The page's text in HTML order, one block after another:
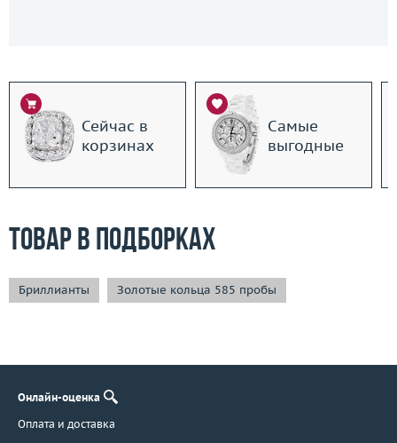
Сейчас в
корзинах
Самые
выгодные
Товар в подборках
Бриллианты Золотые кольца 585 пробы
Онлайн-оценка
Оплата и доставка